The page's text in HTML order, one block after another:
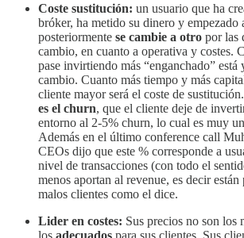
Coste sustitución: un usuario que ha
bróker, ha metido su dinero y empezado
posteriormente se cambie a otro por las
cambio, en cuanto a operativa y costes.
pase invirtiendo más “enganchado” está
cambio. Cuanto más tiempo y más
cliente mayor será el coste de sustitución.
es el churn, que el cliente deje de
entorno al 2-5% churn, lo cual es muy
Además en el último conference call
CEOs dijo que este % corresponde a
nivel de transacciones (con todo el
menos aportan al revenue, es decir
malos clientes como el dice.
Lider en costes: Sus precios no son los
los adecuados para sus clientes. Sus